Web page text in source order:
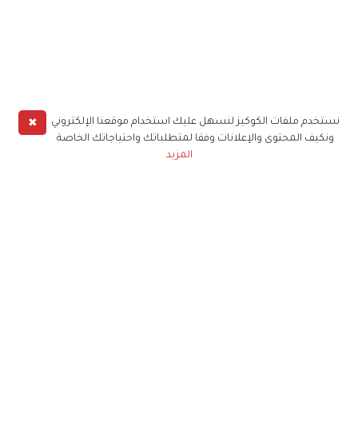
✖
نستخدم ملفات الكوكيز لنسهل عليك استخدام موقعنا الإلكتروني
ونكيف المحتوى والإعلانات وفقا لمتطلباتك واحتياجاتك الخاصة
المزيد